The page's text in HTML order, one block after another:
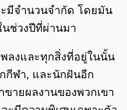
มีจำนวนจำกัด โดยมัน
ช่วงปีที่ผ่านมา
ลงและทุกสิ่งที่อยู่ในนั้น
กีฬา, และนักฝันอีก
ายผลงานของพวกเขา